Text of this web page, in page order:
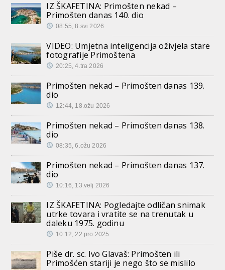
IZ ŠKAFETINA: Primošten nekad –
Primošten danas 140. dio
08:55, 8.svi 2026
VIDEO: Umjetna inteligencija oživjela stare
fotografije Primoštena
20:25, 4.tra 2026
Primošten nekad – Primošten danas 139.
dio
12:44, 18.ožu 2026
Primošten nekad – Primošten danas 138.
dio
08:35, 6.ožu 2026
Primošten nekad – Primošten danas 137.
dio
10:16, 13.velj 2026
IZ ŠKAFETINA: Pogledajte odličan snimak
utrke tovara i vratite se na trenutak u
daleku 1975. godinu
10:12, 22.pro 2025
Piše dr. sc. Ivo Glavaš: Primošten ili
Primošćen stariji je nego što se mislilo